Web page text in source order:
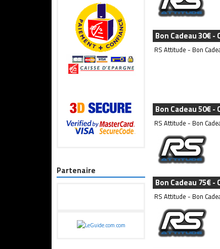
Partenaire
Bon Cadeau 30€ -
RS Attitude - Bon
Bon Cadeau 50€ -
RS Attitude - Bon
Bon Cadeau 75€ -
RS Attitude - Bon